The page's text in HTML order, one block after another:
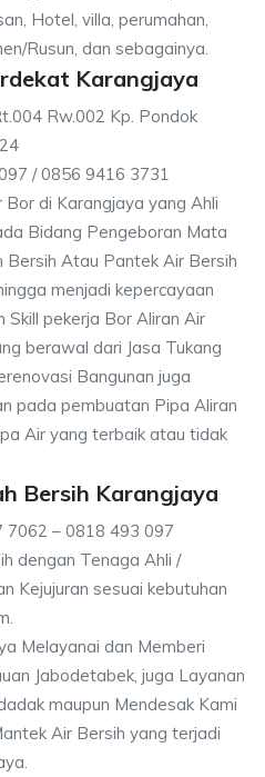
Hotel, villa, perumahan,
Rusun, dan sebagainya.
Karangjaya
Rw.002 Kp. Pondok
/ 0856 9416 3731
di Karangjaya yang Ahli
Bidang Pengeboran Mata
Bersih Atau Pantek Air Bersih
menjadi kepercayaan
pekerja Bor Aliran Air
berawal dari Jasa Tukang
Bangunan juga
pada pembuatan Pipa Aliran
Air yang terbaik atau tidak
Bersih Karangjaya
7062 – 0818 493 097
dengan Tenaga Ahli /
Kejujuran sesuai kebutuhan
Melayanai dan Memberi
Jabodetabek, juga Layanan
maupun Mendesak Kami
Air Bersih yang terjadi